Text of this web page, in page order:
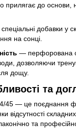
прилягає до
добавки у
на сонці.
— перфорована
дозволяючи
дощу.
та
45 — це поєднання
відсутності
та